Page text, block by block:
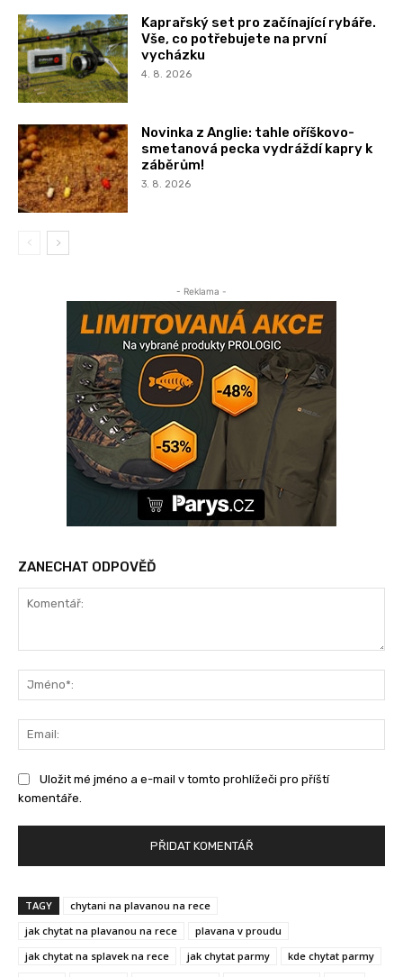
Kaprařský set pro začínající rybáře.
Vše, co potřebujete na první
vycházku
4. 8. 2026
Novinka z Anglie: tahle oříškovo-
smetanová pecka vydráždí kapry k
záběrům!
3. 8. 2026
- Reklama -
ZANECHAT ODPOVĚĎ
Uložit mé jméno a e-mail v tomto prohlížeči pro příští
komentáře.
TAGY
chytani na plavanou na rece
jak chytat na plavanou na rece
plavana v proudu
jak chytat na splavek na rece
jak chytat parmy
kde chytat parmy